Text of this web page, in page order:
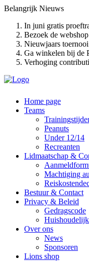
Belangrijk Nieuws
In juni gratis
Bezoek de
Nieuwjaars
Ga winkelen bij de
Verhoging
Home page
Teams
Peanuts
Under 12/14
Recreanten
Lidmaatschap &
Machtiging
Bestuur & Contact
Privacy & Beleid
Gedragscode
Over ons
News
Sponsoren
Lions shop